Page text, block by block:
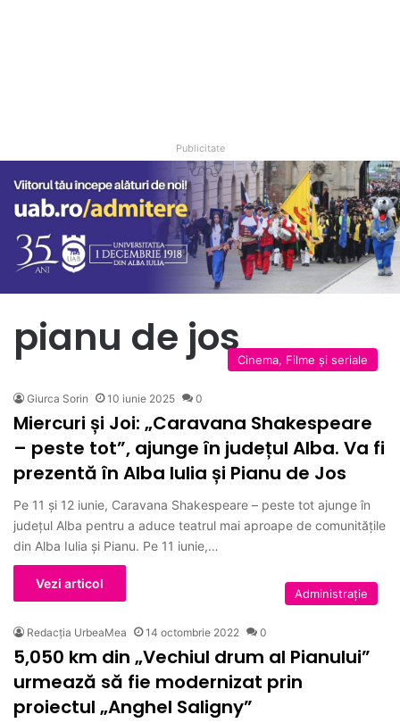
Publicitate
pianu de josCinema, Filme și seriale
Giurca Sorin 10 iunie 2025 0
Miercuri și Joi: „Caravana Shakespeare
– peste tot”, ajunge în județul Alba. Va fi
prezentă în Alba Iulia și Pianu de Jos
Pe 11 și 12 iunie, Caravana Shakespeare – peste tot ajunge în
județul Alba pentru a aduce teatrul mai aproape de comunitățile
din Alba Iulia și Pianu. Pe 11 iunie,…
Vezi articol
Administrație
Redacția UrbeaMea 14 octombrie 2022 0
5,050 km din „Vechiul drum al Pianului”
urmează să fie modernizat prin
proiectul „Anghel Saligny”